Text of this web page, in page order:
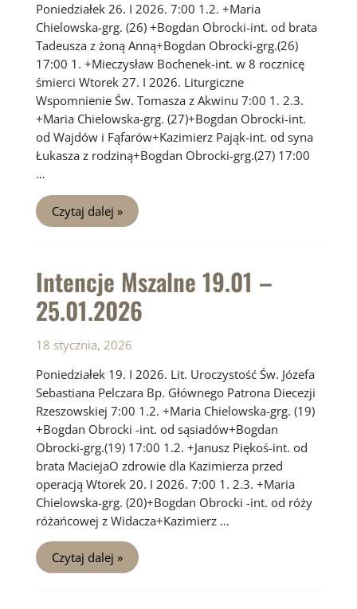
Poniedziałek 26. I 2026. 7:00 1.2. +Maria
Chielowska-grg. (26) +Bogdan Obrocki-int. od brata
Tadeusza z żoną Anną+Bogdan Obrocki-grg.(26)
17:00 1. +Mieczysław Bochenek-int. w 8 rocznicę
śmierci Wtorek 27. I 2026. Liturgiczne
Wspomnienie Św. Tomasza z Akwinu 7:00 1. 2.3.
+Maria Chielowska-grg. (27)+Bogdan Obrocki-int.
od Wajdów i Fąfarów+Kazimierz Pająk-int. od syna
Łukasza z rodziną+Bogdan Obrocki-grg.(27) 17:00
…
Intencje
Mszalne
26.01
Czytaj dalej »
Intencje Mszalne 19.01 –
25.01.2026
18 stycznia, 2026
Poniedziałek 19. I 2026. Lit. Uroczystość Św. Józefa
Sebastiana Pelczara Bp. Głównego Patrona Diecezji
Rzeszowskiej 7:00 1.2. +Maria Chielowska-grg. (19)
+Bogdan Obrocki -int. od sąsiadów+Bogdan
Obrocki-grg.(19) 17:00 1.2. +Janusz Piękoś-int. od
brata MaciejaO zdrowie dla Kazimierza przed
operacją Wtorek 20. I 2026. 7:00 1. 2.3. +Maria
Chielowska-grg. (20)+Bogdan Obrocki -int. od róży
różańcowej z Widacza+Kazimierz …
Intencje
Mszalne
19.01
Czytaj dalej »